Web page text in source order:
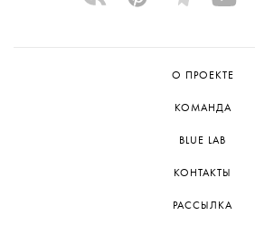
О ПРОЕКТЕ
КОМАНДА
BLUE LAB
КОНТАКТЫ
РАССЫЛКА